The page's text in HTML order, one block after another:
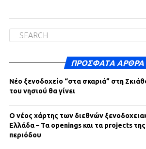
ΠΡΌΣΦΑΤΑ ΆΡΘΡΑ
Νέο ξενοδοχείο “στα σκαριά” στη
του νησιού θα γίνει
Ο νέος χάρτης των διεθνών
Ελλάδα – Τα openings και τα projects
περιόδου